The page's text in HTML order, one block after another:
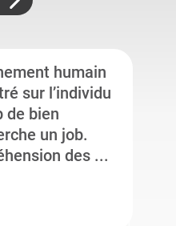
humain
sur l’individu
de bien
un job.
des ...